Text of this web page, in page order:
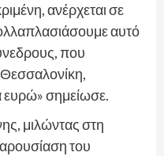
ανέρχεται σε
αυτό
που
ευρώ» σημείωσε.
μιλώντας στη
του